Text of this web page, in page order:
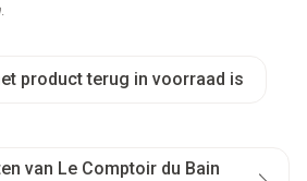
product terug in voorraad is
van Le Comptoir du Bain